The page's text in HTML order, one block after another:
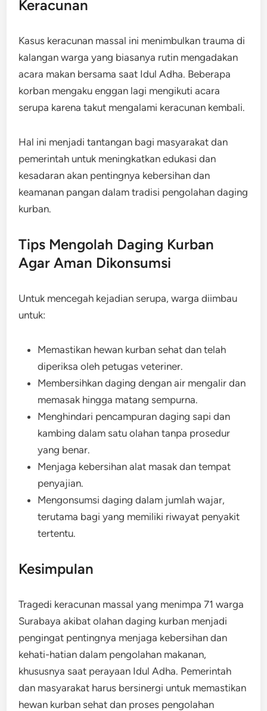
Keracunan
Kasus keracunan massal ini menimbulkan trauma di
kalangan warga yang biasanya rutin mengadakan
acara makan bersama saat Idul Adha. Beberapa
korban mengaku enggan lagi mengikuti acara
serupa karena takut mengalami keracunan kembali.
Hal ini menjadi tantangan bagi masyarakat dan
pemerintah untuk meningkatkan edukasi dan
kesadaran akan pentingnya kebersihan dan
keamanan pangan dalam tradisi pengolahan daging
kurban.
Tips Mengolah Daging Kurban
Agar Aman Dikonsumsi
Untuk mencegah kejadian serupa, warga diimbau
untuk:
Memastikan hewan kurban sehat dan telah
diperiksa oleh petugas veteriner.
Membersihkan daging dengan air mengalir dan
memasak hingga matang sempurna.
Menghindari pencampuran daging sapi dan
kambing dalam satu olahan tanpa prosedur
yang benar.
Menjaga kebersihan alat masak dan tempat
penyajian.
Mengonsumsi daging dalam jumlah wajar,
terutama bagi yang memiliki riwayat penyakit
tertentu.
Kesimpulan
Tragedi keracunan massal yang menimpa 71 warga
Surabaya akibat olahan daging kurban menjadi
pengingat pentingnya menjaga kebersihan dan
kehati-hatian dalam pengolahan makanan,
khususnya saat perayaan Idul Adha. Pemerintah
dan masyarakat harus bersinergi untuk memastikan
hewan kurban sehat dan proses pengolahan